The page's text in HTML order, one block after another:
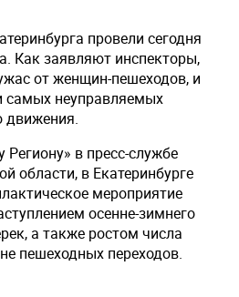
провели сегодня
Как заявляют инспекторы,
от женщин-пешеходов, и
самых неуправляемых
движения.
в пресс-службе
области, в Екатеринбурге
мероприятие
осенне-зимнего
а также ростом числа
пешеходных переходов.